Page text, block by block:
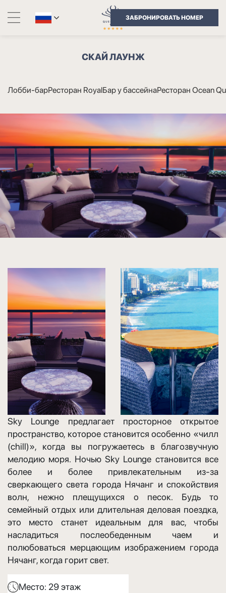
ЗАБРОНИРОВАТЬ НОМЕР
СКАЙ ЛАУНЖ
Лобби-барРесторан RoyalБар у бассейнаРесторан Ocean
Sky Lounge предлагает просторное открытое
пространство, которое становится особенно «чилл
(chill)», когда вы погружаетесь в благозвучную
мелодию моря. Ночью Sky Lounge становится все
более и более привлекательным из-за
сверкающего света города Нячанг и спокойствия
волн, нежно плещущихся о песок. Будь то
семейный отдых или длительная деловая поездка,
это место станет идеальным для вас, чтобы
насладиться послеобеденным чаем и
полюбоваться мерцающим изображением города
Нячанг, когда горит свет.
Место: 29 этаж